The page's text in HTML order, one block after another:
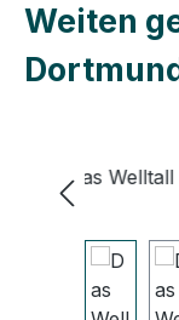
Weiten